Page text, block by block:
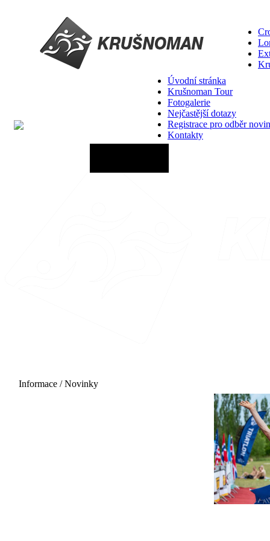
Úvodní stránka
Krušnoman Tour
Fotogalerie
Nejčastější dotazy
Registrace pro odběr
Kontakty
Informace / Novinky